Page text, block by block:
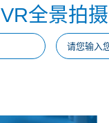
VR全景拍